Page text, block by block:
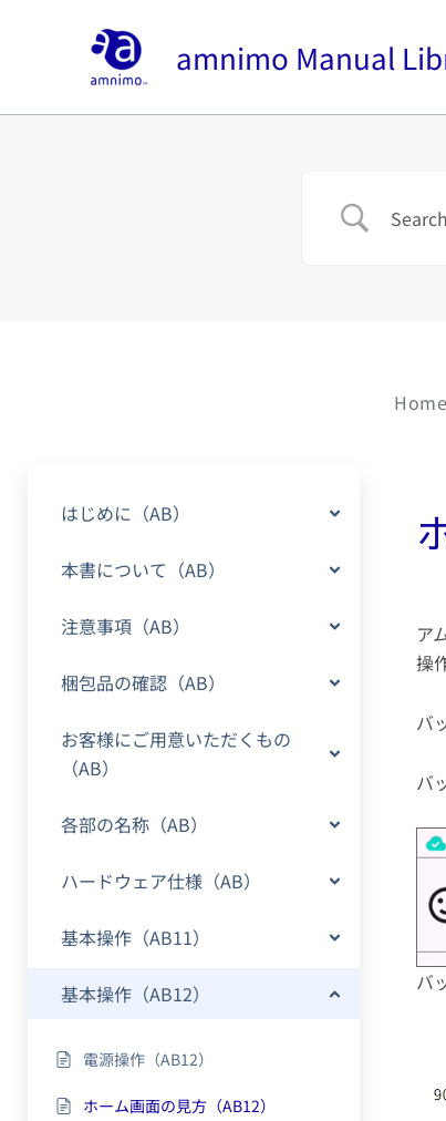
amnimo Manual
はじめに（AB）
本書について（AB）
注意事項（AB）
梱包品の確認（AB）
お客様にご用意いただくもの
（AB）
各部の名称（AB）
ハードウェア仕様（AB）
基本操作（AB11）
基本操作（AB12）
電源操作（AB12）
ホーム画面の見方（AB12）
Home
ア
操
バ
バ
バ